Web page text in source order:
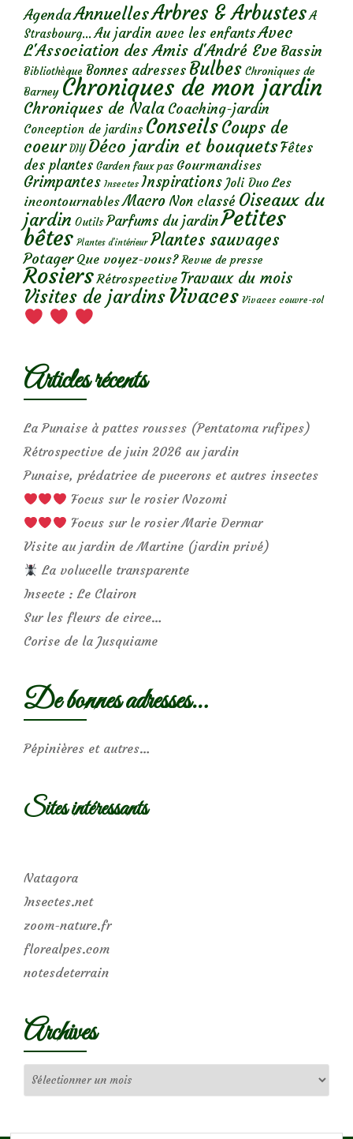
AgendaAnnuellesArbres & Arbustes A
Strasbourg... Au jardin avec les enfantsAvec
L'Association des Amis d'André Eve Bassin
Bibliothèque Bonnes adresses Bulbes Chroniques de
Barney Chroniques de mon jardin
Chroniques de Nala Coaching-jardin
Conception de jardins ConseilsCoups de
coeur DIY Déco jardin et bouquetsFêtes
des plantes Garden faux pas Gourmandises
Grimpantes Insectes Inspirations Joli Duo Les
incontournables Macro Non classé Oiseaux du
jardin Outils Parfums du jardinPetites
bêtes Plantes d’intérieur Plantes sauvages
Potager Que voyez-vous? Revue de presse
Rosiers Rétrospective Travaux du mois
Visites de jardins Vivaces Vivaces couvre-sol
Articles récents
La Punaise à pattes rousses (Pentatoma rufipes)
Rétrospective de juin 2026 au jardin
Punaise, prédatrice de pucerons et autres insectes
Focus sur le rosier Nozomi
Focus sur le rosier Marie Dermar
Visite au jardin de Martine (jardin privé)
La volucelle transparente
Insecte : Le Clairon
Sur les fleurs de circe…
Corise de la Jusquiame
De bonnes adresses…
Pépinières et autres…
Sites intéressants
Natagora
Insectes.net
zoom-nature.fr
florealpes.com
notesdeterrain
Archives